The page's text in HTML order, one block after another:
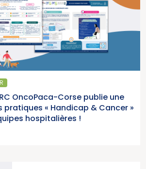
OncoPaca-Corse publie une
pratiques « Handicap & Cancer »
hospitalières !